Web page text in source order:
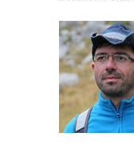
памятникам.